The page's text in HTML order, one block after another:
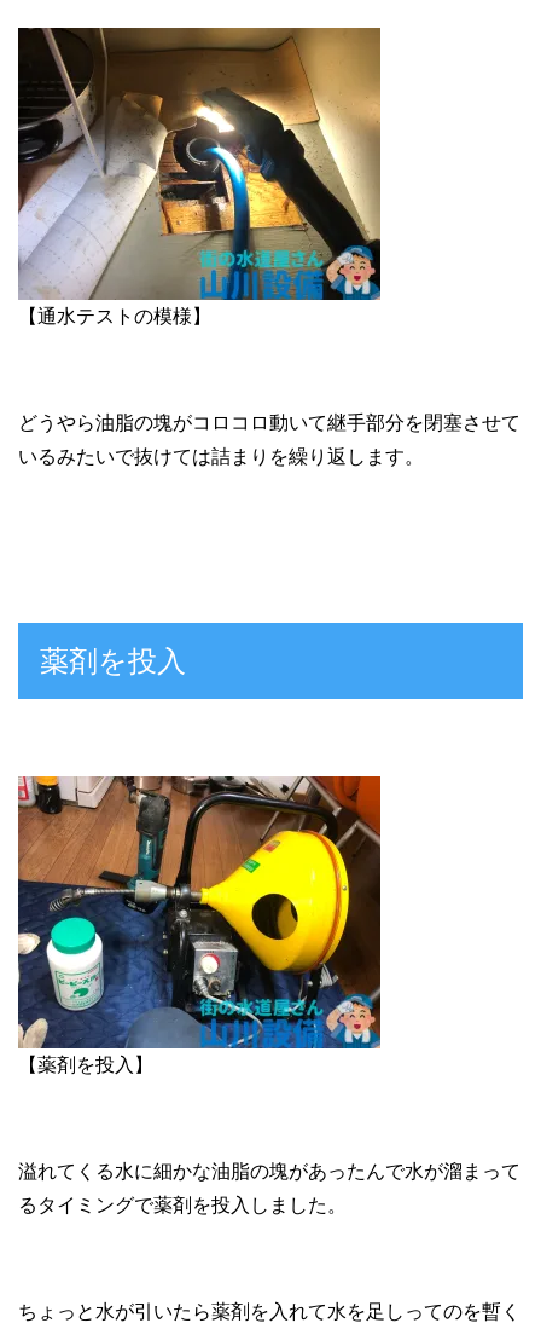
【通水テストの模様】
どうやら油脂の塊がコロコロ動いて継手部分を閉塞させて
いるみたいで抜けては詰まりを繰り返します。
薬剤を投入
【薬剤を投入】
溢れてくる水に細かな油脂の塊があったんで水が溜まって
るタイミングで薬剤を投入しました。
ちょっと水が引いたら薬剤を入れて水を足しってのを暫く